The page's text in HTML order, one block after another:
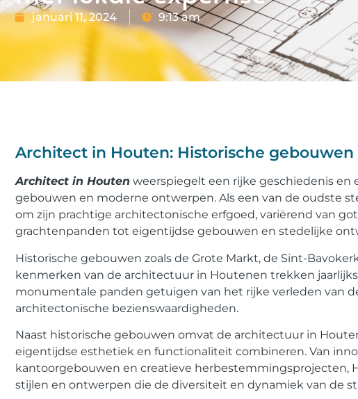
januari 11, 2024 9:13 am
Architect in Houten: Historische
Architect in Houten weerspiegelt een rijke geschiedenis en
gebouwen en moderne ontwerpen. Als een van de oudste
om zijn prachtige architectonische erfgoed, variërend van
grachtenpanden tot eigentijdse gebouwen en stedelijke
Historische gebouwen zoals de Grote Markt, de Sint-
kenmerken van de architectuur in Houtenen trekken
monumentale panden getuigen van het rijke verleden van
architectonische bezienswaardigheden.
Naast historische gebouwen omvat de architectuur in
eigentijdse esthetiek en functionaliteit combineren. Van
kantoorgebouwen en creatieve herbestemmingsprojecten,
stijlen en ontwerpen die de diversiteit en dynamiek van de